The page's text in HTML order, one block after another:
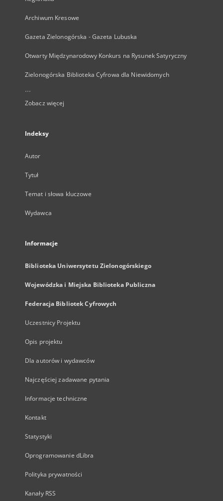
Archiwum Kresowe
Gazeta Zielonogórska - Gazeta Lubuska
Otwarty Międzynarodowy Konkurs na Rysunek Satyryczny
Zielonogórska Biblioteka Cyfrowa dla Niewidomych
...
Zobacz więcej
Indeksy
Autor
Tytuł
Temat i słowa kluczowe
Wydawca
Informacje
Biblioteka Uniwersytetu Zielonogórskiego
Wojewódzka i Miejska Biblioteka Publiczna
Federacja Bibliotek Cyfrowych
Uczestnicy Projektu
Opis projektu
Dla autorów i wydawców
Najczęściej zadawane pytania
Informacje techniczne
Kontakt
Statystyki
Oprogramowanie dLibra
Polityka prywatności
Kanały RSS